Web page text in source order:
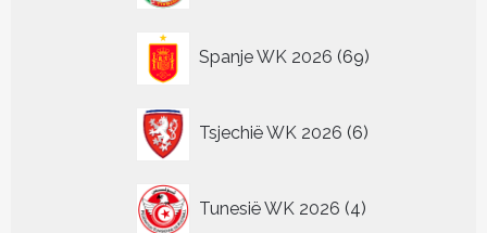
Spanje WK 2026 69
producten
Tsjechië WK 2026 6
producten
Tunesië WK 2026 4
producten